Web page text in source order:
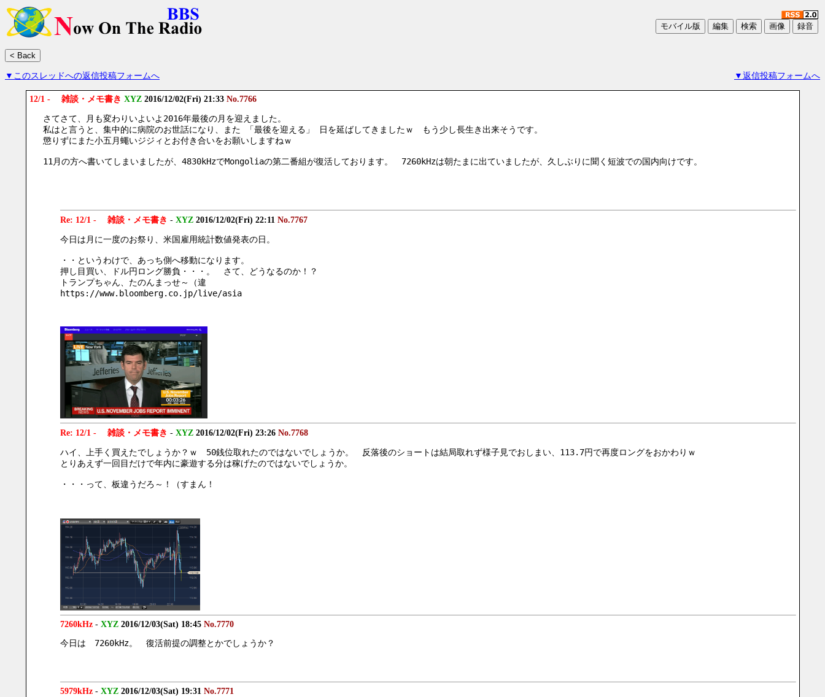
▼このスレッドへの返信投稿フォームへ ▼返信投稿フォームへ
12/1 - 雑談・メモ書き XYZ 2016/12/02(Fri) 21:33 No.7766
さてさて、月も変わりいよいよ2016年最後の月を迎えました。
私はと言うと、集中的に病院のお世話になり、また 「最後を迎える」 日を延ばしてきましたｗ　もう少し長生き出来そうです。
懲りずにまた小五月蠅いジジィとお付き合いをお願いしますねｗ
11月の方へ書いてしまいましたが、4830kHzでMongoliaの第二番組が復活しております。　7260kHzは朝たまに出ていましたが、久しぶりに聞く短波での国内向けです。
Re: 12/1 - 雑談・メモ書き - XYZ 2016/12/02(Fri) 22:11 No.7767
今日は月に一度のお祭り、米国雇用統計数値発表の日。
・・というわけで、あっち側へ移動になります。
押し目買い、ドル円ロング勝負・・・。　さて、どうなるのか！？
トランプちゃん、たのんまっせ～（違
https://www.bloomberg.co.jp/live/asia
Re: 12/1 - 雑談・メモ書き - XYZ 2016/12/02(Fri) 23:26 No.7768
ハイ、上手く買えたでしょうか？ｗ　50銭位取れたのではないでしょうか。　反落後のショートは結局取れず様子見でおしまい、113.7円で再度ロングをおかわりｗ
とりあえず一回目だけで年内に豪遊する分は稼げたのではないでしょうか。
・・・って、板違うだろ～！（すまん！
7260kHz- XYZ 2016/12/03(Sat) 18:45 No.7770
今日は　7260kHz。　復活前提の調整とかでしょうか？
5979kHz- XYZ 2016/12/03(Sat) 19:31 No.7771